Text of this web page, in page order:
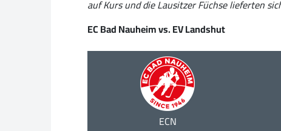
auf Kurs und die Lausitzer Füchse lieferten
EC Bad Nauheim vs. EV Landshut
ECN